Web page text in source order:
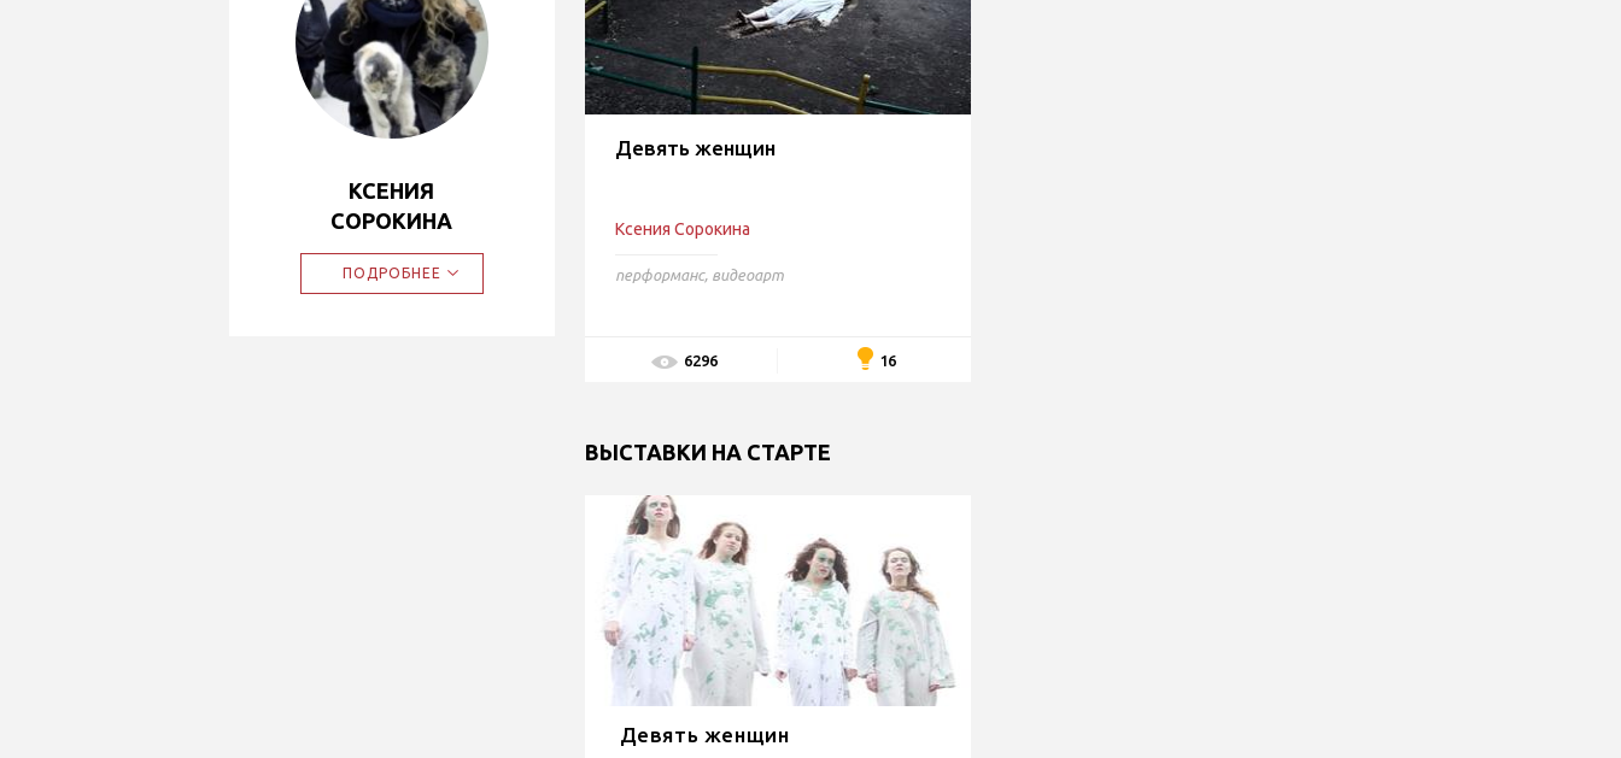
КСЕНИЯ
СОРОКИНА
ПОДРОБНЕЕ
Девять женщин
Ксения Сорокина
перформанс, видеоарт
6296 16
ВЫСТАВКИ НА СТАРТЕ
Девять женщин